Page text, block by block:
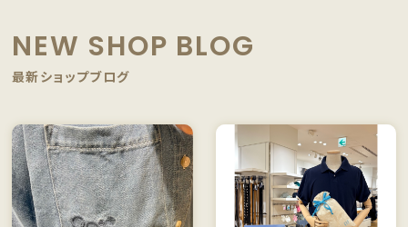
NEW SHOP BLOG
最新ショップブログ